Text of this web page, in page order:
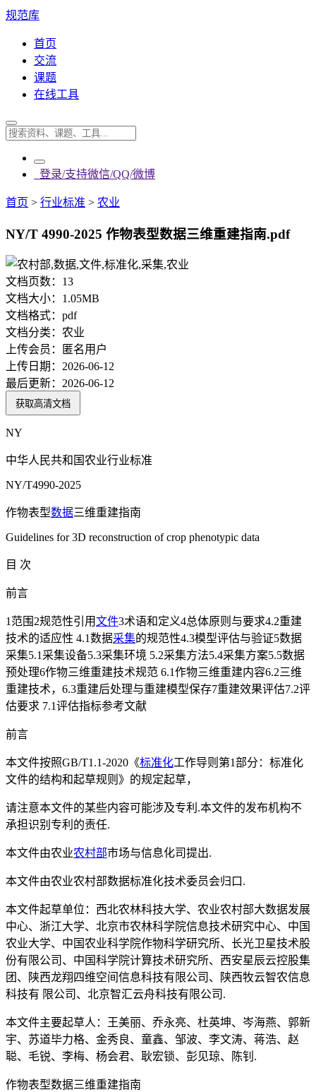
规范库
首页
交流
课题
在线工具
登录/支持微信/QQ/微博
首页 > 行业标准 > 农业
NY/T 4990-2025 作物表型数据三维重建指南.pdf
文档页数： 13
文档大小： 1.05MB
文档格式： pdf
文档分类： 农业
上传会员：
匿名用户
上传日期： 2026-06-12
最后更新： 2026-06-12
获取高清文档
NY
中华人民共和国农业行业标准
NY/T4990-2025
作物表型数据三维重建指南
Guidelines for 3D reconstruction of crop phenotypic data
目 次
前言
1范围2规范性引用文件3术语和定义4总体原则与要求4.2重建
技术的适应性 4.1数据采集的规范性4.3模型评估与验证5数据
采集5.1采集设备5.3采集环境 5.2采集方法5.4采集方案5.5数据
预处理6作物三维重建技术规范 6.1作物三维重建内容6.2三维
重建技术，6.3重建后处理与重建模型保存7重建效果评估7.2评
估要求 7.1评估指标参考文献
前言
本文件按照GB/T1.1-2020《标准化工作导则第1部分：标准化
文件的结构和起草规则》的规定起草，
请注意本文件的某些内容可能涉及专利.本文件的发布机构不
承担识别专利的责任.
本文件由农业农村部市场与信息化司提出.
本文件由农业农村部数据标准化技术委员会归口.
本文件起草单位：西北农林科技大学、农业农村部大数据发展
中心、浙江大学、北京市农林科学院信息技术研究中心、中国
农业大学、中国农业科学院作物科学研究所、长光卫星技术股
份有限公司、中国科学院计算技术研究所、西安星辰云控股集
团、陕西龙翔四维空间信息科技有限公司、陕西牧云智农信息
科技有 限公司、北京智汇云舟科技有限公司.
本文件主要起草人：王美丽、乔永亮、杜英坤、岑海燕、郭新
宇、苏道毕力格、金秀良、童鑫、邹波、李文涛、蒋浩、赵
聪、毛锐、李梅、杨会君、耿宏锁、彭见琼、陈钊.
作物表型数据三维重建指南